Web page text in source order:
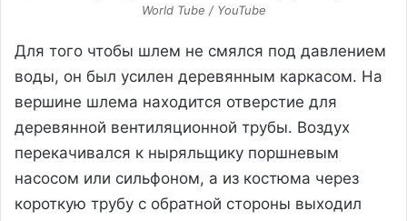
World Tube / YouTube
Для того чтобы шлем не смялся под давлением
воды, он был усилен деревянным каркасом. На
вершине шлема находится отверстие для
деревянной вентиляционной трубы. Воздух
перекачивался к ныряльщику поршневым
насосом или сильфоном, а из костюма через
короткую трубу с обратной стороны выходил